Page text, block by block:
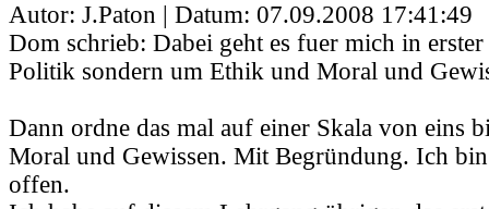
Autor: J.Paton | Datum: 07.09.2008 17:41:49
Dom schrieb: Dabei geht es fuer mich in
Politik sondern um Ethik und Moral und
Dann ordne das mal auf einer Skala von eins
Moral und Gewissen. Mit Begründung. Ich
offen.